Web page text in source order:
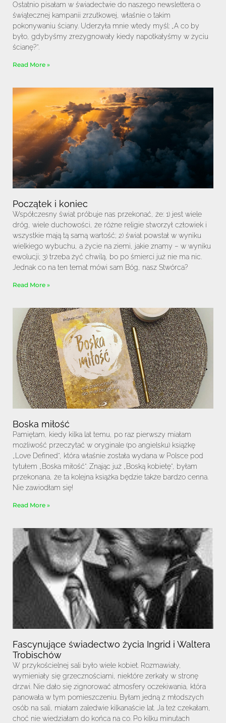
Ostatnio pisałam w świadectwie do naszego newslettera o
świątecznej kampanii zrzutkowej, właśnie o takim
pokonywaniu ściany. Uderzyła mnie wtedy myśl: „A co by
było, gdybyśmy zrezygnowały kiedy napotkałyśmy w życiu
ścianę?”.
Read More »
Początek i koniec
Współczesny świat próbuje nas przekonać, że: 1) jest wiele
dróg, wiele duchowości, że różne religie stworzył człowiek i
wszystkie mają tą samą wartość; 2) świat powstał w wyniku
wielkiego wybuchu, a życie na ziemi, jakie znamy – w wyniku
ewolucji; 3) trzeba żyć chwilą, bo po śmierci już nie ma nic.
Jednak co na ten temat mówi sam Bóg, nasz Stwórca?
Read More »
Boska miłość
Pamiętam, kiedy kilka lat temu, po raz pierwszy miałam
możliwość przeczytać w oryginale (po angielsku) książkę
„Love Defined”, która właśnie została wydana w Polsce pod
tytułem „Boska miłość”. Znając już „Boską kobietę”, byłam
przekonana, że ta kolejna książka będzie także bardzo cenna.
Nie zawiodłam się!
Read More »
Fascynujące świadectwo życia Ingrid i Waltera
Trobischów
W przykościelnej sali było wiele kobiet. Rozmawiały,
wymieniały się grzecznościami, niektóre zerkały w stronę
drzwi. Nie dało się zignorować atmosfery oczekiwania, która
panowała w tym pomieszczeniu. Byłam jedną z młodszych
osób na sali, miałam zaledwie kilkanaście lat. Ja też czekałam,
choć nie wiedziałam do końca na co. Po kilku minutach